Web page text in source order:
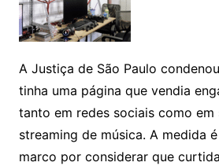
A Justiça de São Paulo
tinha uma página que vendia
tanto em redes sociais como em
streaming de música. A medida
marco por considerar que